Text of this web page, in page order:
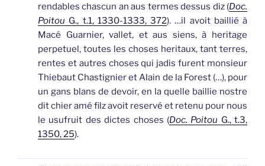
rendables chascun an aus termes dessus diz (Doc.
Poitou G., t.1, 1330-1333, 372).…il avoit baillié à
Macé Guarnier, vallet, et aus siens, à heritage
perpetuel, toutes les choses heritaux, tant terres,
rentes et autres choses qui jadis furent monsieur
Thiebaut Chastignier et Alain de la Forest (…), pour
un gans blans de devoir, en la quelle baillie nostre
dit chier amé filz avoit reservé et retenu pour nous
le usufruit des dictes choses (Doc. Poitou G., t.3,
1350, 25).